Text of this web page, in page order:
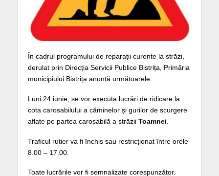
În cadrul programului de reparații curente la străzi,
derulat prin Direcția Servicii Publice Bistrița, Primăria
municipiului Bistrița anunță următoarele:
Luni 24 iunie, se vor executa lucrări de ridicare la
cota carosabilului a căminelor și gurilor de scurgere
aflate pe partea carosabilă a străzii Toamnei
Traficul rutier va fi închis sau restricționat între orele
8.00 – 17.00.
Toate lucrările vor fi semnalizate corespunzător.